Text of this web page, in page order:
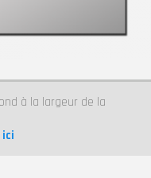
à la largeur de la
ici